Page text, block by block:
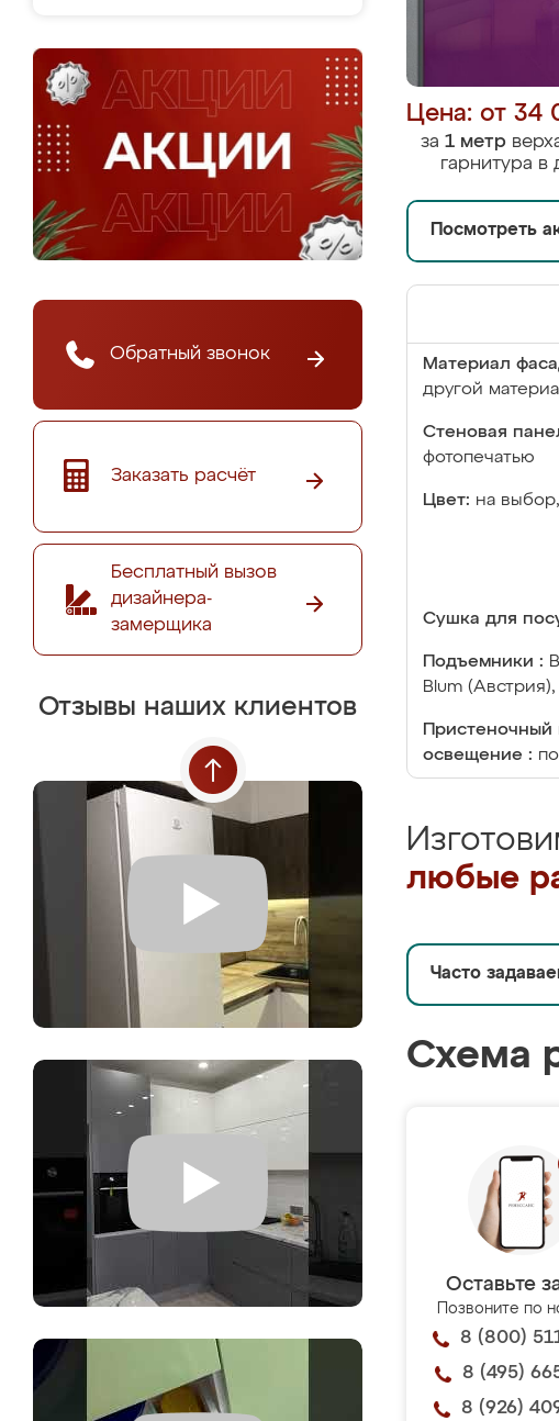
Обратный звонок
Заказать расчёт
Бесплатный вызов
дизайнера-
замерщика
Отзывы наших клиентов
Цена: от 34
за 1 метр
гарнитура в
Посмотреть
Материал
другой
Стеновая
фотопечатью
Цвет: на
Сушка для
Подъемники :
Blum
Пристеночный
освещение :
любые
Часто
Схема
Оставьте
Позвоните по
8 (800)
8 (495)
8 (926)